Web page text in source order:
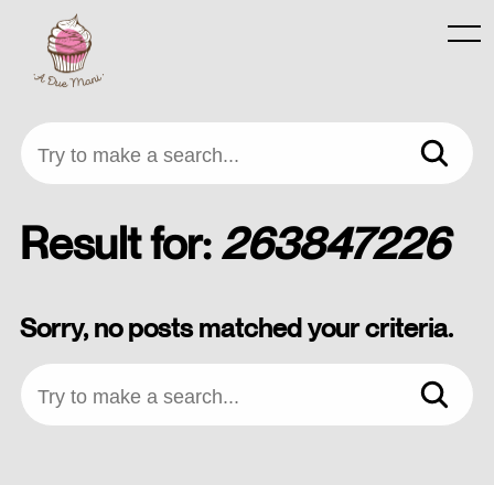
content
Menu
Try to make a search...
Result for:263847226
Sorry, no posts matched your criteria.
Try to make a search...